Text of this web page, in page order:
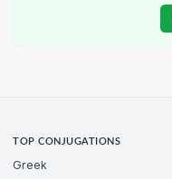
TOP CONJUGATIONS
Greek